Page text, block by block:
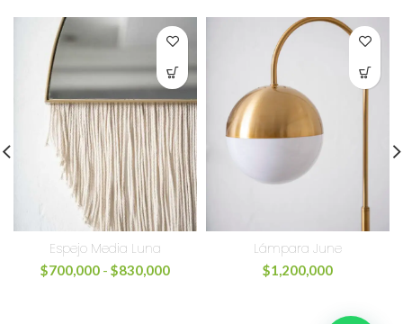
Espejo Media Luna
$700,000 - $830,000
Lámpara June
$1,200,000